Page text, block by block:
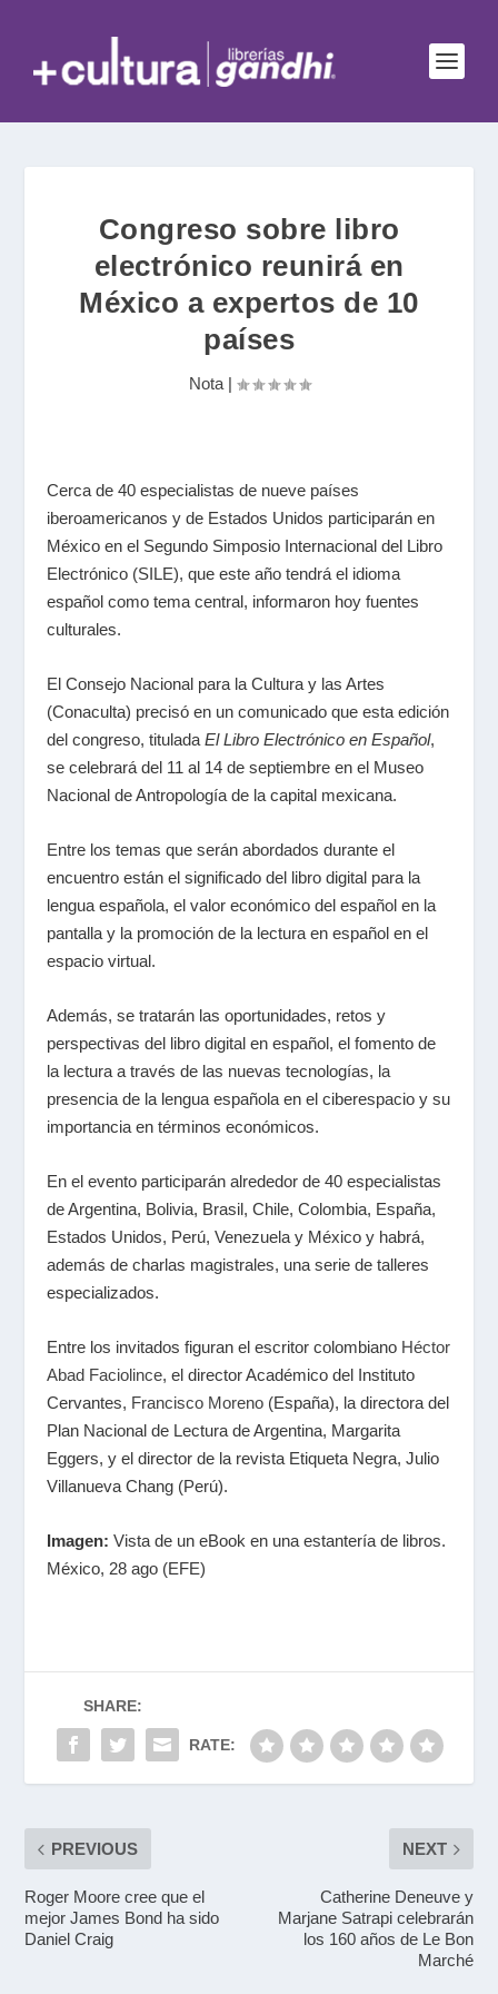
Congreso sobre libro
electrónico reunirá en
México a expertos de 10
países
Nota|
Cerca de 40 especialistas de nueve países
iberoamericanos y de Estados Unidos participarán en
México en el Segundo Simposio Internacional del Libro
Electrónico (SILE), que este año tendrá el idioma
español como tema central, informaron hoy fuentes
culturales.
El Consejo Nacional para la Cultura y las Artes
(Conaculta) precisó en un comunicado que esta edición
del congreso, tituladaEl Libro Electrónico en Español,
se celebrará del 11 al 14 de septiembre en el Museo
Nacional de Antropología de la capital mexicana.
Entre los temas que serán abordados durante el
encuentro están el significado del libro digital para la
lengua española, el valor económico del español en la
pantalla y la promoción de la lectura en español en el
espacio virtual.
Además, se tratarán las oportunidades, retos y
perspectivas del libro digital en español, el fomento de
la lectura a través de las nuevas tecnologías, la
presencia de la lengua española en el ciberespacio y su
importancia en términos económicos.
En el evento participarán alrededor de 40 especialistas
de Argentina, Bolivia, Brasil, Chile, Colombia, España,
Estados Unidos, Perú, Venezuela y México y habrá,
además de charlas magistrales, una serie de talleres
especializados.
Entre los invitados figuran el escritor colombiano Héctor
Abad Faciolince, el director Académico del Instituto
Cervantes, Francisco Moreno (España), la directora del
Plan Nacional de Lectura de Argentina, Margarita
Eggers, y el director de la revista Etiqueta Negra, Julio
Villanueva Chang (Perú).
Imagen: Vista de un eBook en una estantería de libros.
México, 28 ago (EFE)
SHARE:
RATE:
PREVIOUS
Roger Moore cree que el
mejor James Bond ha sido
Daniel Craig
NEXT
Catherine Deneuve y
Marjane Satrapi celebrarán
los 160 años de Le Bon
Marché